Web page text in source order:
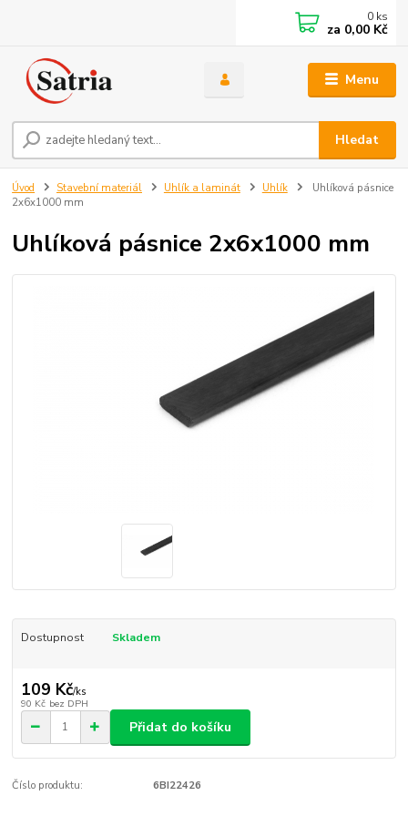
Menu
Hledat
0 ks
za 0,00 Kč
Úvod Stavební materiál Uhlík a laminát Uhlík
Uhlíková pásnice
2x6x1000 mm
Uhlíková pásnice 2x6x1000 mm
Dostupnost Skladem
109 Kč/ks
90 Kč bez DPH
Přidat do košíku
Číslo produktu: 6BI22426